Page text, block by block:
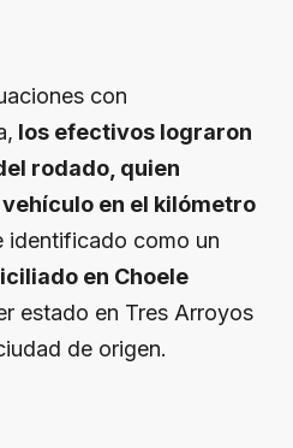
con
los efectivos lograron
rodado, quien
en el kilómetro
identificado como un
en Choele
estado en Tres Arroyos
de origen.